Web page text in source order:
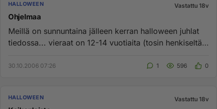
HALLOWEEN Vastattu 18v
Ohjelmaa
Meillä on sunnuntaina jälleen kerran halloween juhlat
tiedossa... vieraat on 12-14 vuotiaita (tosin henkiseltä
30.10.2006 07:26 1 596 0
HALLOWEEN Vastattu 18v